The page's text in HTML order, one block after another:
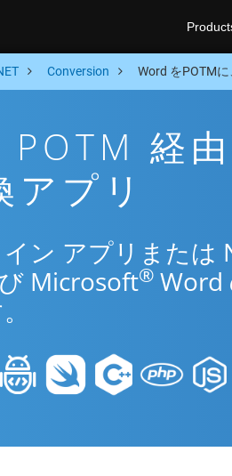
Conversion Word をPOTM
POTM 経
プリ
ン アプリまたは
Microsoft® Word